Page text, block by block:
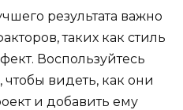
результата важно
таких как стиль
Воспользуйтесь
видеть, как они
и добавить ему